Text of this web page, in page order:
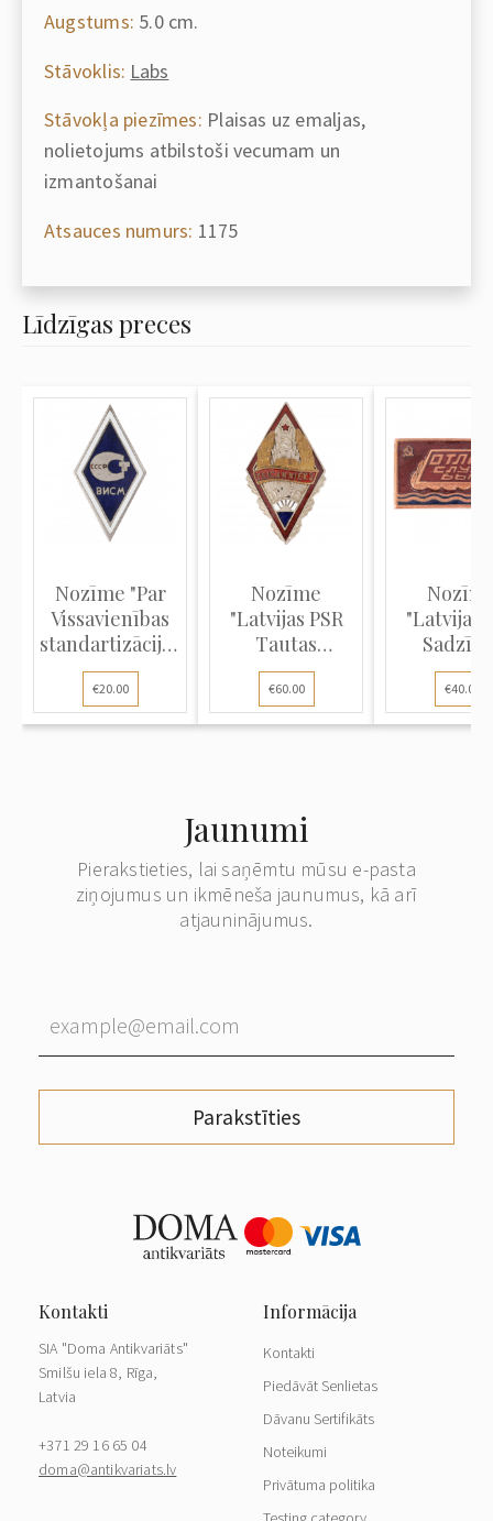
Augstums: 5.0 cm.
Stāvoklis: Labs
Stāvokļa piezīmes: Plaisas uz emaljas,
nolietojums atbilstoši vecumam un
izmantošanai
Atsauces numurs: 1175
Līdzīgas preces
Nozīme "Par
Vissavienības
standartizācijas
un metroloģijas
institūta
absolvēšanu
€20.00
Nozīme
"Latvijas PSR
Tautas
Izglītības
Darba
Teicamnieks"
€60.00
"Latvijas
€40.00
Jaunumi
Pierakstieties, lai saņēmtu mūsu e-pasta
ziņojumus un ikmēneša jaunumus, kā arī
atjauninājumus.
Parakstīties
SIA "Doma Antikvariāts"
Smilšu iela 8, Rīga,
Latvia
+371 29 16 65 04
doma@antikvariats.lv
Kontakti
Piedāvāt Senlietas
Dāvanu Sertifikāts
Noteikumi
Privātuma politika